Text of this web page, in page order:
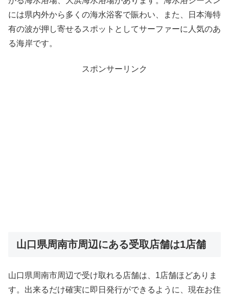
には県内外から多くの海水浴客で賑わい、また、日本海特
有の波が押し寄せるスポットとしてサーファーに人気のあ
る海岸です。
スポンサーリンク
山口県周南市周辺にある受取店舗は1店舗
山口県周南市周辺で受け取れる店舗は、1店舗ほどありま
す。出来るだけ確実に即日発行ができるように、現在お住